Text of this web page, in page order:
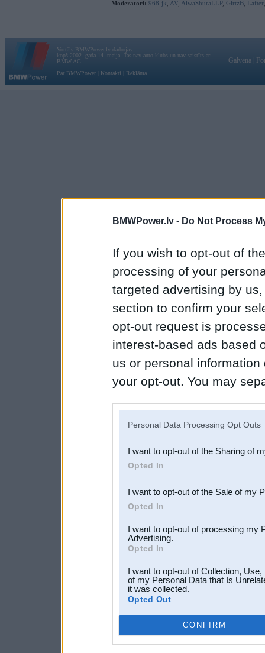
BMWPower.lv - Do Not Process
If you wish to opt-out of
processing of your
targeted advertising by
section to confirm your
opt-out request is
interest-based ads based
us or personal
your opt-out. You may
Downstream Participants
third parties.
Personal Data Processing Opt Outs
I want to opt-out of the Sharing of
Opted In
I want to opt-out of the Sale of my
Opted In
I want to opt-out of processing my
Advertising.
Opted In
I want to opt-out of Collection,
of my Personal Data that Is
it was collected.
Opted Out
CONFIRM
Moderatori: 968-jk AV AiwaShuraLLP, GirtzB Lafter
Vortāls BMWPower.lv darbojas
kopš 2002. gada 14. maija. Tas nav auto klubs un nav saistīts ar
BMW AG.
Par BMWPower
Kontakti Reklāma
Galvena